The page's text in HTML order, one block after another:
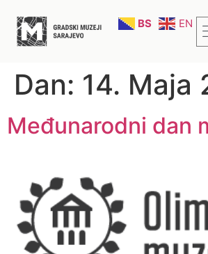
BS EN
Dan: 14. Maja
Međunarodni dan